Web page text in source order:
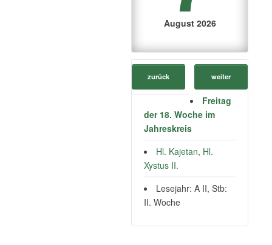
August 2026
zurück weiter
Freitag
der 18. Woche im
Jahreskreis
Hl. Kajetan, Hl.
Xystus II.
Lesejahr: A II, Stb:
II. Woche